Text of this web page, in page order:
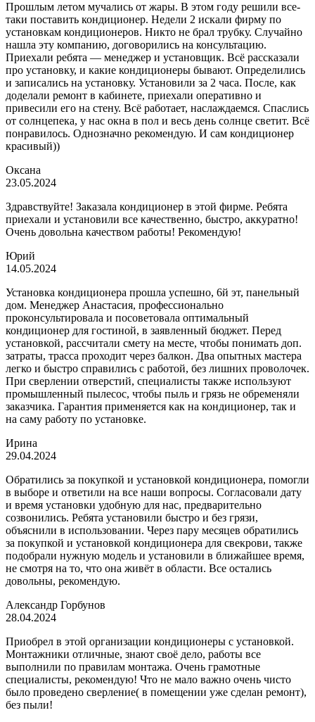
Прошлым летом мучались от жары. В этом году решили все-
таки поставить кондиционер. Недели 2 искали фирму по
установкам кондиционеров. Никто не брал трубку. Случайно
нашла эту компанию, договорились на консультацию.
Приехали ребята — менеджер и установщик. Всё рассказали
про установку, и какие кондиционеры бывают. Определились
и записались на установку. Установили за 2 часа. После, как
доделали ремонт в кабинете, приехали оперативно и
привесили его на стену. Всё работает, наслаждаемся. Спаслись
от солнцепека, у нас окна в пол и весь день солнце светит. Всё
понравилось. Однозначно рекомендую. И сам кондиционер
красивый))
Оксана
23.05.2024
Здравствуйте! Заказала кондиционер в этой фирме. Ребята
приехали и установили все качественно, быстро, аккуратно!
Очень довольна качеством работы! Рекомендую!
Юрий
14.05.2024
Установка кондиционера прошла успешно, 6й эт, панельный
дом. Менеджер Анастасия, профессионально
проконсультировала и посоветовала оптимальный
кондиционер для гостиной, в заявленный бюджет. Перед
установкой, рассчитали смету на месте, чтобы понимать доп.
затраты, трасса проходит через балкон. Два опытных мастера
легко и быстро справились с работой, без лишних проволочек.
При сверлении отверстий, специалисты также используют
промышленный пылесос, чтобы пыль и грязь не обременяли
заказчика. Гарантия применяется как на кондиционер, так и
на саму работу по установке.
Ирина
29.04.2024
Обратились за покупкой и установкой кондиционера, помогли
в выборе и ответили на все наши вопросы. Согласовали дату
и время установки удобную для нас, предварительно
созвонились. Ребята установили быстро и без грязи,
объяснили в использовании. Через пару месяцев обратились
за покупкой и установкой кондиционера для свекрови, также
подобрали нужную модель и установили в ближайшее время,
не смотря на то, что она живёт в области. Все остались
довольны, рекомендую.
Александр Горбунов
28.04.2024
Приобрел в этой организации кондиционеры с установкой.
Монтажники отличные, знают своё дело, работы все
выполнили по правилам монтажа. Очень грамотные
специалисты, рекомендую! Что не мало важно очень чисто
было проведено сверление( в помещении уже сделан ремонт),
без пыли!